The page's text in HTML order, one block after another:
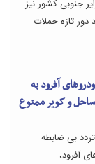
جنوبی کشور نیز
دور تازه حملات
آفرود به
و کویر ممنوع
بی ضابطه
آفرود،